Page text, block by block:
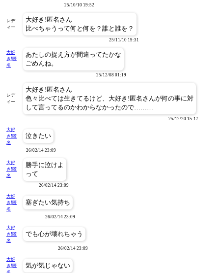
25/10/10 19:52
レデ
ィー
大好き!匿名さん
比べちゃうって何と何を？誰と誰を？
25/11/10 19:31
大好
き!匿
名
あたしの捉え方が間違ってたかな
ごめんね。
25/12/08 01:19
レデ
ィー
大好き!匿名さん
色々比べては生きてるけど、大好き!匿名さんが何の事に対
して言ってるのかわからなかったので………
25/12/20 15:17
大好
き!匿
名
泣きたい
26/02/14 23:09
大好
き!匿
名
勝手に泣けよ
って
26/02/14 23:09
大好
き!匿
名
塞ぎたい気持ち
26/02/14 23:09
大好
き!匿
名
でも心が壊れちゃう
26/02/14 23:09
大好
き!匿
名
気が気じゃない